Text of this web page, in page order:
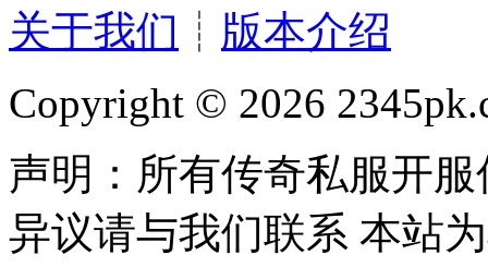
关于我们 ┊ 版本介绍
Copyright © 2026
声明：所有传奇私服开
异议请与我们联系 本站